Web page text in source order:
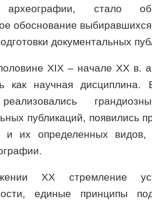
археографии, стало
обоснование
документальных
XIX – начале XX в.
как научная
публикаций, появились
и их определенных видов,
XX стремление
единые принципы